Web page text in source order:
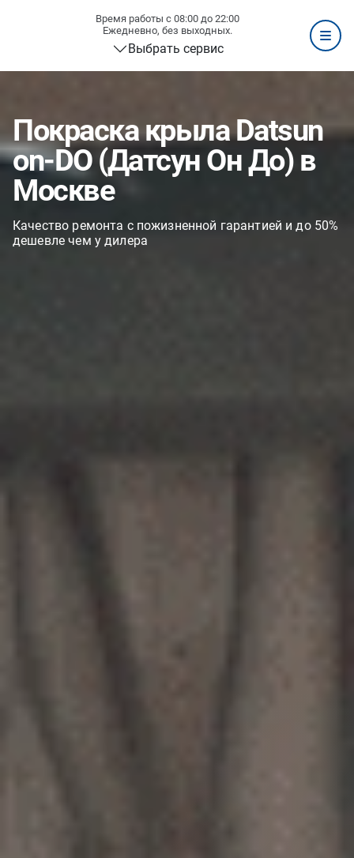
Время работы с 08:00 до 22:00
Ежедневно, без выходных.
Выбрать сервис
Покраска крыла Datsun
on-DO (Датсун Он До) в
Москве
Качество ремонта с пожизненной гарантией и до 50%
дешевле чем у дилера